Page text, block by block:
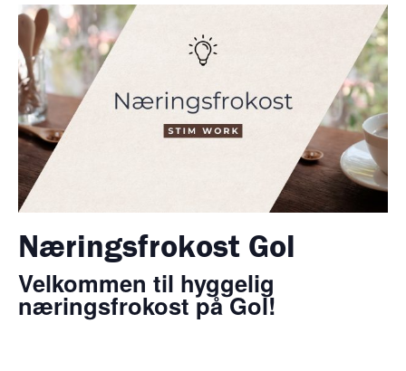
Næringsfrokost Gol
Velkommen til hyggelig
næringsfrokost på Gol!